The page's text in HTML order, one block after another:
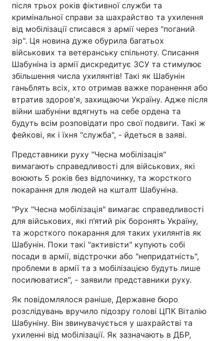
після трьох років фіктивної служби та
кримінальної справи за шахрайство та ухилення
від мобілізації списався з армії через "поганий
зір". Ця новина дуже обурила багатьох
військових та ветеранську спільноту. Списання
Шабуніна із армії дискредитує ЗСУ та стимулює
збільшення числа ухилянтів! Такі як Шабунін
ганьблять всіх, хто отримав важке поранення або
втратив здоров'я, захищаючи Україну. Адже після
війни шабуніни вдягнуть на себе ордена та
будуть всім розповідати про свої подвиги. Такі ж
фейкові, як і їхня "служба", - йдеться в заяві.
Представники руху "Чесна мобілізація"
вимагають справедливості для військових, які
воюють 5 років без відпочинку, та жорсткого
покарання для людей на кшталт Шабуніна.
"Рух "Чесна мобілізація" вимагає справедливості
для військових, які п’ятий рік боронять Україну,
та жорсткого покарання для таких ухилянтів як
Шабунін. Поки такі "активісти" купують собі
посади в армії, відстрочки або "непридатність",
проблеми в армії та з мобілізацією будуть лише
посилюватися", - заявили представники руху.
Як повідомлялося раніше, Державне бюро
розслідувань вручило підозру голові ЦПК Віталію
Шабуніну. Він звинувачується у шахрайстві та
ухиленні від мобілізації. Як зазначають в ДБР,